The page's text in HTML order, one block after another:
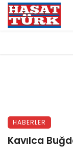
HABERLER
Kavılca